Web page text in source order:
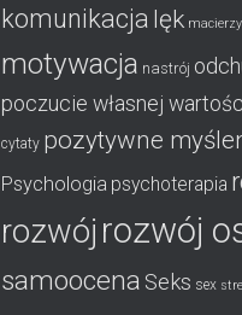
komunikacja lęk
motywacja nastrój
poczucie własnej
cytaty pozytywne
Psychologia psychoterapia
rozwój rozwój
samoocena Seks sex